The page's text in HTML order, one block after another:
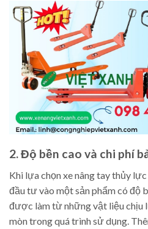
2. Độ bền cao và chi phí
Khi lựa chọn xe nâng tay thủy
đầu tư vào một sản phẩm có
được làm từ những vật liệu chịu
mòn trong quá trình sử dụng.